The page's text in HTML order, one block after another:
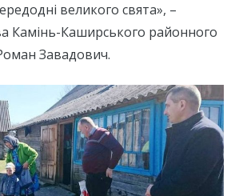
великого свята», –
Камінь-Каширського районного
Завадович.